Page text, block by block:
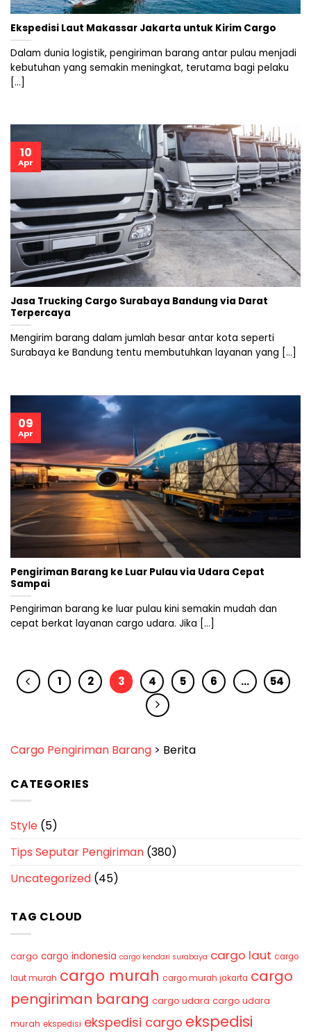
Ekspedisi Laut Makassar Jakarta untuk Kirim Cargo
Dalam dunia logistik, pengiriman barang antar pulau menjadi
kebutuhan yang semakin meningkat, terutama bagi pelaku
[...]
Jasa Trucking Cargo Surabaya Bandung via Darat
Terpercaya
Mengirim barang dalam jumlah besar antar kota seperti
Surabaya ke Bandung tentu membutuhkan layanan yang [...]
10
Apr
Pengiriman Barang ke Luar Pulau via Udara Cepat
Sampai
Pengiriman barang ke luar pulau kini semakin mudah dan
cepat berkat layanan cargo udara. Jika [...]
09
Apr
1 2 3 4 5 6 … 54
Cargo Pengiriman Barang > Berita
CATEGORIES
Style (5)
Tips Seputar Pengiriman (380)
Uncategorized (45)
TAG CLOUD
cargo cargo indonesia cargo kendari surabaya cargo laut cargo
laut murah cargo murah cargo murah jakarta cargo
pengiriman barang cargo udara cargo udara
murah ekspedisi ekspedisi cargo ekspedisi